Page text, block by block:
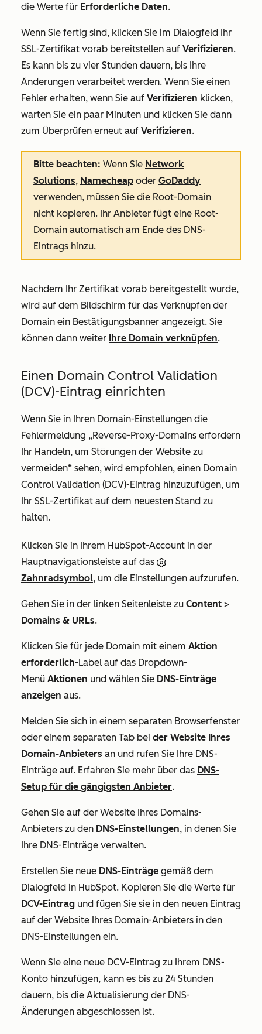
die Werte für Erforderliche Daten.
Wenn Sie fertig sind, klicken Sie im Dialogfeld
Ihr
SSL-Zertifikat vorab bereitstellen auf Verifizieren.
Es kann bis zu vier Stunden dauern, bis Ihre
Änderungen verarbeitet werden. Wenn Sie einen
Fehler erhalten, wenn Sie auf Verifizieren klicken,
warten Sie ein paar Minuten und klicken Sie dann
zum Überprüfen erneut auf Verifizieren.
Bitte beachten: Wenn Sie Network
Solutions, Namecheap oder GoDaddy
verwenden, müssen Sie die Root-Domain
nicht kopieren. Ihr Anbieter fügt eine Root-
Domain automatisch am Ende des DNS-
Eintrags hinzu.
Nachdem Ihr Zertifikat vorab bereitgestellt wurde,
wird auf dem Bildschirm für das Verknüpfen der
Domain ein Bestätigungsbanner angezeigt. Sie
können dann weiter Ihre Domain verknüpfen.
Einen Domain Control Validation
(DCV)-Eintrag einrichten
Wenn Sie in Ihren Domain-Einstellungen die
Fehlermeldung „Reverse-Proxy-Domains erfordern
Ihr Handeln, um Störungen der Website zu
vermeiden“ sehen, wird empfohlen, einen Domain
Control Validation (DCV)-Eintrag hinzuzufügen, um
Ihr SSL-Zertifikat auf dem neuesten Stand zu
halten.
Klicken Sie in Ihrem HubSpot-Account in der
Hauptnavigationsleiste auf das
Zahnradsymbol, um die Einstellungen aufzurufen.
Gehen Sie in der linken Seitenleiste zu Content >
Domains & URLs.
Klicken Sie für jede Domain mit einem Aktion
erforderlich-Label auf das Dropdown-
Menü Aktionen und wählen Sie DNS-Einträge
anzeigen aus.
Melden Sie sich in einem separaten Browserfenster
oder einem separaten Tab bei der Website Ihres
Domain-Anbieters an und rufen Sie Ihre DNS-
Einträge auf. Erfahren Sie mehr über das DNS-
Setup für die gängigsten Anbieter.
Gehen Sie auf der Website Ihres Domains-
Anbieters zu den DNS-Einstellungen, in denen Sie
Ihre DNS-Einträge verwalten.
Erstellen Sie neue DNS-Einträge gemäß dem
Dialogfeld in HubSpot. Kopieren Sie die Werte für
DCV-Eintrag und fügen Sie sie in den neuen Eintrag
auf der Website Ihres Domain-Anbieters in den
DNS-Einstellungen ein.
Wenn Sie eine neue DCV-Eintrag zu Ihrem DNS-
Konto hinzufügen, kann es bis zu 24 Stunden
dauern, bis die Aktualisierung der DNS-
Änderungen abgeschlossen ist.